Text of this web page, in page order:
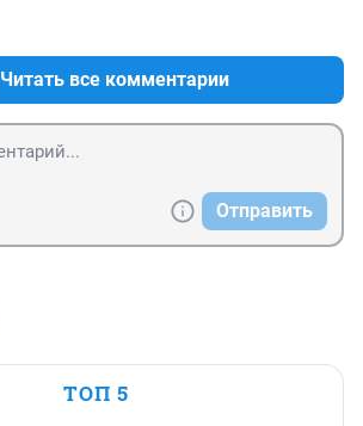
Читать все комментарии
Отправить
ТОП 5